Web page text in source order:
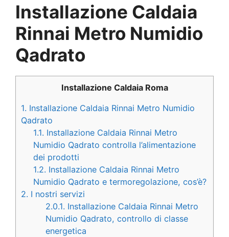
Installazione Caldaia
Rinnai Metro Numidio
Qadrato
Installazione Caldaia Roma
1. Installazione Caldaia Rinnai Metro Numidio
Qadrato
1.1. Installazione Caldaia Rinnai Metro
Numidio Qadrato controlla l’alimentazione
dei prodotti
1.2. Installazione Caldaia Rinnai Metro
Numidio Qadrato e termoregolazione, cos’è?
2. I nostri servizi
2.0.1. Installazione Caldaia Rinnai Metro
Numidio Qadrato, controllo di classe
energetica